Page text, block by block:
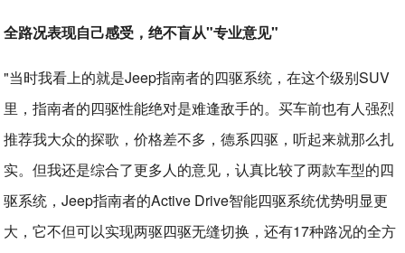
全路况表现自己感受，绝不盲从"专业意见"
"当时我看上的就是Jeep指南者的四驱系统，在这个级别SUV
里，指南者的四驱性能绝对是难逢敌手的。买车前也有人强烈
推荐我大众的探歌，价格差不多，德系四驱，听起来就那么扎
实。但我还是综合了更多人的意见，认真比较了两款车型的四
驱系统，Jeep指南者的Active Drive智能四驱系统优势明显更
大，它不但可以实现两驱四驱无缝切换，还有17种路况的全方